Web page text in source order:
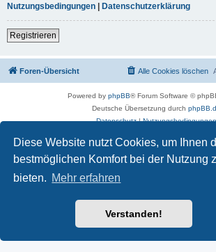
Diese Website nutzt Cookies, um Ihnen
bestmöglichen Komfort bei der Nutzung
bieten. Mehr erfahren
Verstanden!
Nutzungsbedingungen | Datenschutzerklärung
Registrieren
Foren-Übersicht Alle Cookies löschen
Powered by phpBB® Forum Software ©
Deutsche Übersetzung durch
Datenschutz|Nutzungsbedingungen